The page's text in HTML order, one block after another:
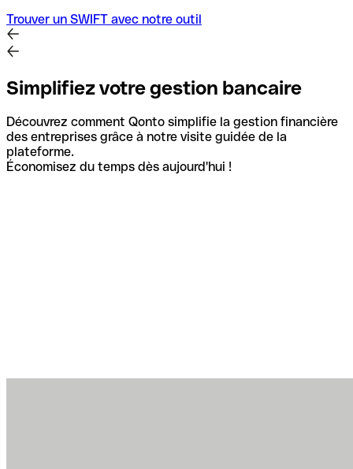
Trouver un SWIFT avec notre outil
Simplifiez votre gestion bancaire
Découvrez comment Qonto simplifie la gestion financière
des entreprises grâce à notre visite guidée de la
plateforme.
Économisez du temps dès aujourd'hui !